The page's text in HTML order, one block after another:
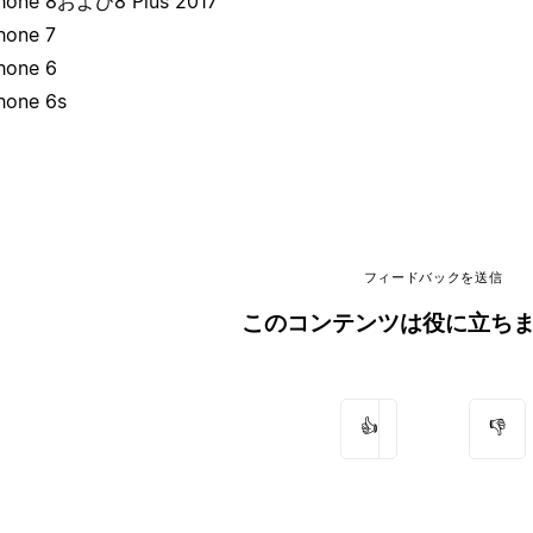
7
6
6s
フィードバックを送信
このコンテンツは役に立ち
👍 👎